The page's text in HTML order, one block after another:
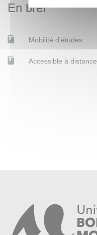
En bref
Mobilité d'études
Accessible à distance